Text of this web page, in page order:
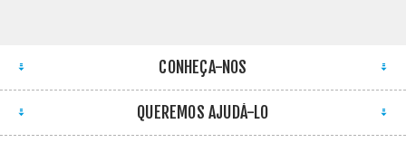
CONHEÇA-NOS
QUEREMOS AJUDÁ-LO